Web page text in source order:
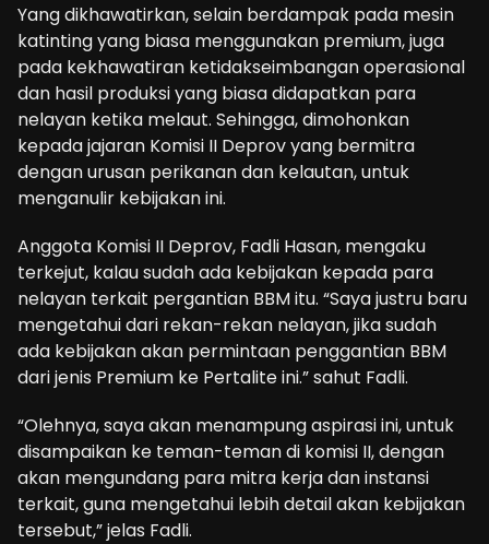
Yang dikhawatirkan, selain berdampak pada mesin
katinting yang biasa menggunakan premium, juga
pada kekhawatiran ketidakseimbangan operasional
dan hasil produksi yang biasa didapatkan para
nelayan ketika melaut. Sehingga, dimohonkan
kepada jajaran Komisi II Deprov yang bermitra
dengan urusan perikanan dan kelautan, untuk
menganulir kebijakan ini.
Anggota Komisi II Deprov, Fadli Hasan, mengaku
terkejut, kalau sudah ada kebijakan kepada para
nelayan terkait pergantian BBM itu. “Saya justru baru
mengetahui dari rekan-rekan nelayan, jika sudah
ada kebijakan akan permintaan penggantian BBM
dari jenis Premium ke Pertalite ini.” sahut Fadli.
“Olehnya, saya akan menampung aspirasi ini, untuk
disampaikan ke teman-teman di komisi II, dengan
akan mengundang para mitra kerja dan instansi
terkait, guna mengetahui lebih detail akan kebijakan
tersebut,” jelas Fadli.